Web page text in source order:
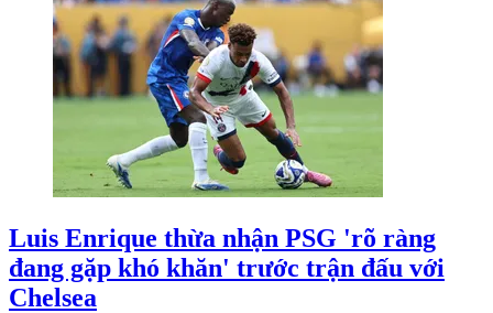
Luis Enrique thừa nhận PSG 'rõ ràng
đang gặp khó khăn' trước trận đấu với
Chelsea